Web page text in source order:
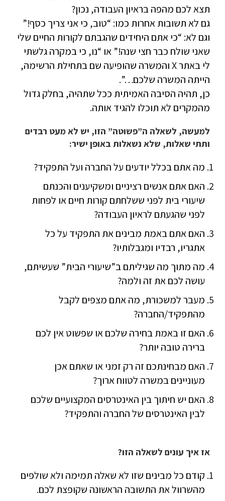
תצא לכם מהפה בראיון העבודה, נכון?
גם לא תשובות אחרות כמו: “טוב, כי אני צריך כסף!”
וגם לא: “כי אתם היחידים שהגבתם לקורות החיים שלי
שאני שולח כבר חצי שנה!” או “נו, כי במקרה גלשתי
לי באתר X והמשרה שהופיעה שם בתחילת הרשימה,
הייתה המשרה שלכם…”.
כן, תהיה הסיבה האמיתית ככל שתהיה, בחלק גדול
מהמקרים לא תוכלו להגיד אותה.
למעשה, לשאלה ה”פשוטה” הזו, יש לא מעט רבדים
ותתי שאלות, שלא נשאלות באופן ישיר:
מה אתם בכלל יודעים על החברה ועל התפקיד?
האם אתם אנשים רציניים ומשקיענים והכנתם
שיעורי בית לפני ששלחתם קורות חיים או לפחות
לפני שהגעתם לראיון העבודה?
האם אתם באמת מבינים את התפקיד על כל
אתגריו, רבדיו ומגבלותיו?
מה מתוך מה שגיליתם ב”שיעורי הבית” שעשיתם,
עושה לכם את זה ולמה?
מעבר למשכורת, מה אתם מצפים לקבל
מהתפקיד/החברה?
האם זו באמת בחירה שלכם או שפשוט אין לכם
ברירה טובה יותר?
האם מבחינתכם זה רק זמני או שאתם אכן
מעוניינים במשרה לטווח ארוך?
האם יש חיתוך בין האינטרסים המקצועיים שלכם
לבין האינטרסים של החברה והתפקיד?
אז איך עונים לשאלה הזו?
קודם כל מבינים שזו לא שאלה תמימה ולא שולפים
מהשרוול את התשובה הראשונה שקופצת לכם.